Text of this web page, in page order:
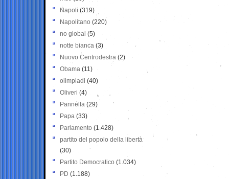
Napoli (319)
Napolitano (220)
no global (5)
notte bianca (3)
Nuovo Centrodestra (2)
Obama (11)
olimpiadi (40)
Oliveri (4)
Pannella (29)
Papa (33)
Parlamento (1.428)
partito del popolo della libertà
(30)
Partito Democratico (1.034)
PD (1.188)